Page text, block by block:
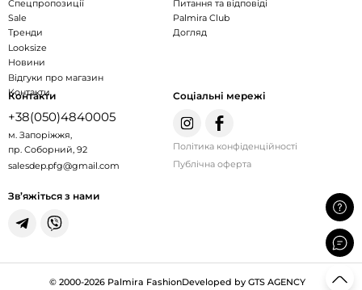
Спецпропозиції
Sale
Тренди
Looksize
Новини
Відгуки про магазин
Контакти
Питання та відповіді
Palmira Club
Догляд
Контакти
+38(050)4840005
м. Запоріжжя,
пр. Соборний, 92
salesdep.pfg@gmail.com
Зв’яжіться з нами
Соціальні мережі
Політика конфіденційності
Публічна оферта
© 2000-2026 Palmira FashionDeveloped by GTS AGENCY